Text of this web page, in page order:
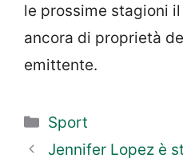
le prossime stagioni
ancora di proprietà
emittente.
Categorie
Sport
Jennifer Lopez è